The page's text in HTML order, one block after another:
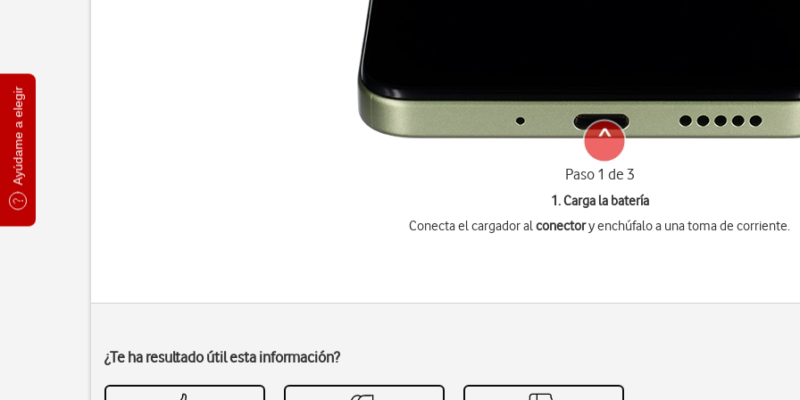
Ayúdame a elegir Paso 1 de 3
1. Carga la batería
Conecta el cargador alconectory enchúfalo a una toma de corriente.
¿Te ha resultado útil esta información?